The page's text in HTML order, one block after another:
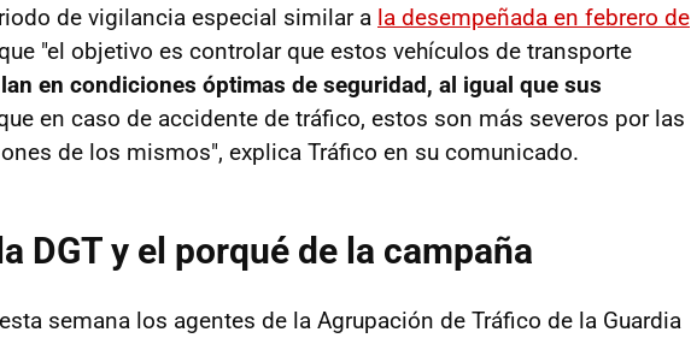
de vigilancia especial similar a la desempeñada en febrero de
"el objetivo es controlar que estos vehículos de transporte
en condiciones óptimas de seguridad, al igual que sus
en caso de accidente de tráfico, estos son más severos por las
de los mismos", explica Tráfico en su comunicado.
DGT y el porqué de la campaña
semana los agentes de la Agrupación de Tráfico de la Guardia